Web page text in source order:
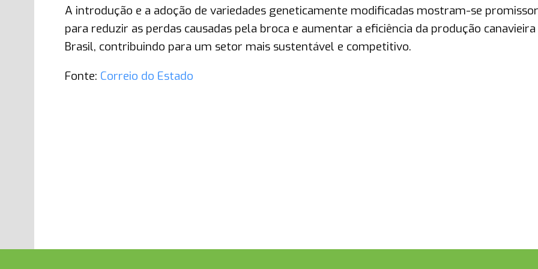
A introdução e a adoção de variedades geneticamente modificadas mostram-se
para reduzir as perdas causadas pela broca e aumentar a eficiência da produção
Brasil, contribuindo para um setor mais sustentável e competitivo.
Fonte: Correio do Estado